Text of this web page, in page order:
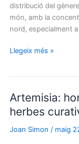
distribució del
món, amb la
nord, especialment
Veronica:
beneficis
medicinals
Llegeix més »
Artemisia:
herbes
Joan Simon / maig